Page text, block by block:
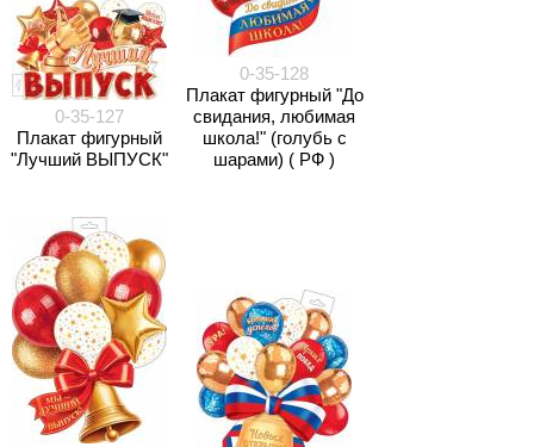
0-35-127
Плакат фигурный
"Лучший ВЫПУСК"
0-35-128
Плакат фигурный "До
свидания, любимая
школа!" (голубь с
шарами) ( РФ )